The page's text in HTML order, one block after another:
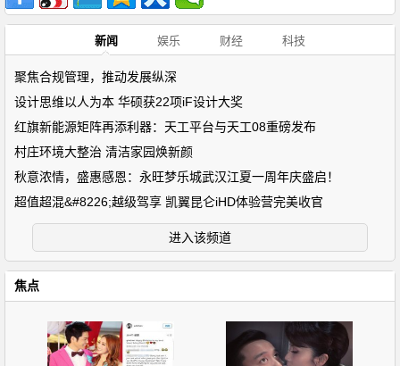
新闻 娱乐 财经 科技
聚焦合规管理，推动发展纵深
设计思维以人为本 华硕获22项iF设计大奖
红旗新能源矩阵再添利器：天工平台与天工08重磅发布
村庄环境大整治 清洁家园焕新颜
秋意浓情，盛惠感恩：永旺梦乐城武汉江夏一周年庆盛启！
超值超混&#8226;越级驾享 凯翼昆仑iHD体验营完美收官
进入该频道
焦点